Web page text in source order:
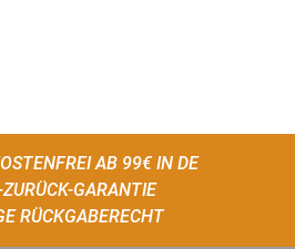
AB 99€ IN DE
ZURÜCK-GARANTIE
RÜCKGABERECHT